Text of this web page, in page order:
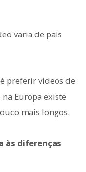
varia de país
preferir vídeos de
Europa existe
mais longos.
às diferenças